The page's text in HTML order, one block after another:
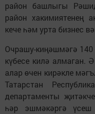
район башлыгы
район хакимиятенең
кече һәм урта бизнес
Очрашу-киңәшмәгә
күбесе килә алмаган.
алар өчен кирәкле
Татарстан
департаменты
һәр эшмәкәргә